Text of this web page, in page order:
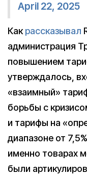
April 22, 2025
Какрассказывал
администрация
повышением
утверждалось,
«взаимный»
борьбы с
и тарифы на
диапазоне от
именно товарах
были